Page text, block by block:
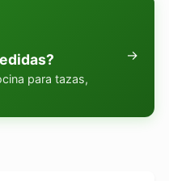
para tazas,
→